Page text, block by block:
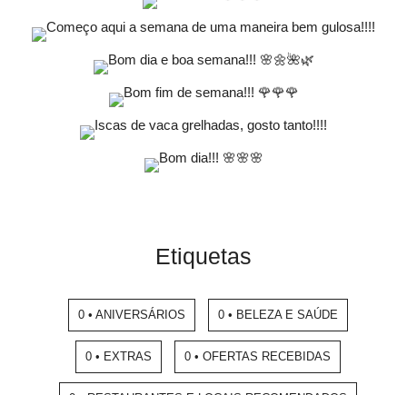
Etiquetas
0 • ANIVERSÁRIOS 0 • BELEZA E SAÚDE
0 • EXTRAS 0 • OFERTAS RECEBIDAS